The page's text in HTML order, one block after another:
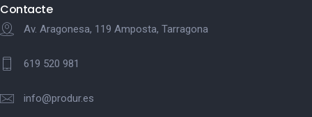
Contacte
Av. Aragonesa, 119 Amposta, Tarragona
619 520 981
info@produr.es